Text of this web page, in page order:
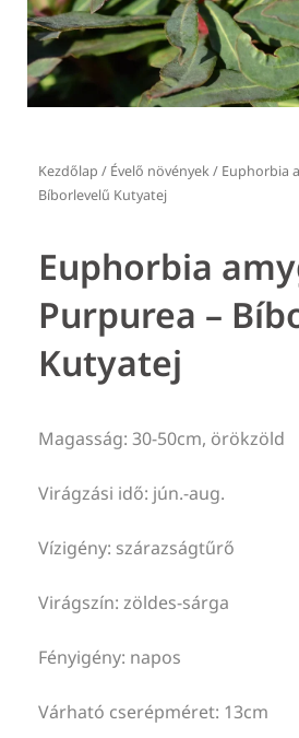
Kezdőlap / Évelő növények/ Euphorbia
Bíborlevelű Kutyatej
Euphorbia
Purpurea –
Kutyatej
Magasság: 30-50cm, örökzöld
Virágzási idő: jún.-aug.
Vízigény: szárazságtűrő
Virágszín: zöldes-sárga
Fényigény: napos
Várható cserépméret: 13cm